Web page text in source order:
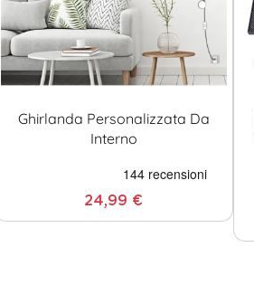
Ghirlanda Personalizzata Da
Interno
24,99 €